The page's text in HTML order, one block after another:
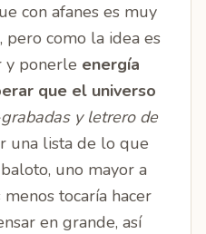
con afanes es muy
pero como la idea es
y ponerle energía
que el universo
y letrero de
una lista de lo que
uno mayor a
tocaría hacer
en grande, así